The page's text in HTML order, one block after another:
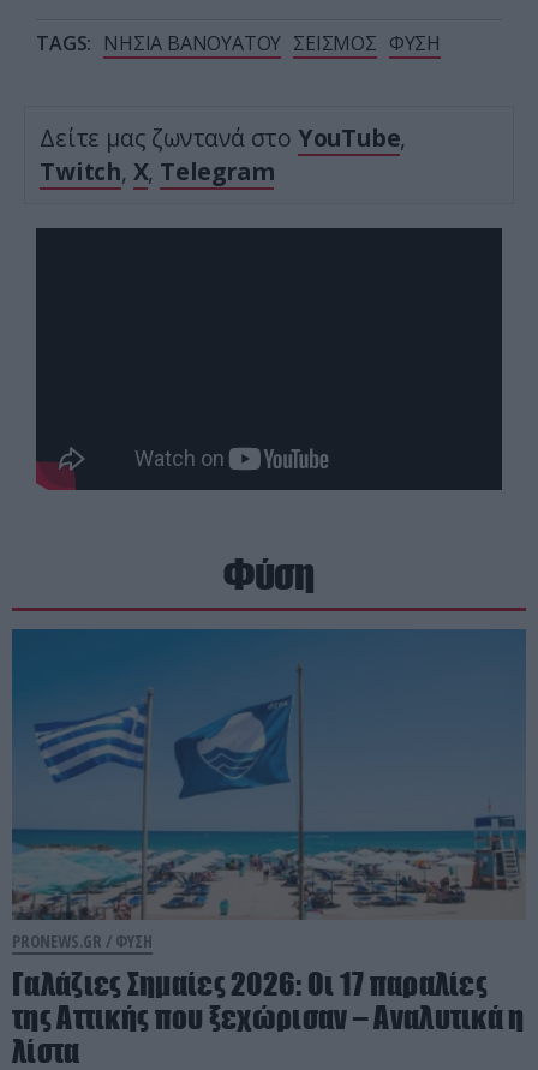
TAGS: ΝΗΣΙΑ ΒΑΝΟΥΑΤΟΥ ΣΕΙΣΜΟΣ ΦΥΣΗ
Δείτε μας ζωντανά στο YouTube,
Twitch, X, Telegram
Φύση
PRONEWS.GR / ΦΥΣΗ
Γαλάζιες Σημαίες 2026: Οι 17 παραλίες
της Αττικής που ξεχώρισαν – Αναλυτικά η
λίστα